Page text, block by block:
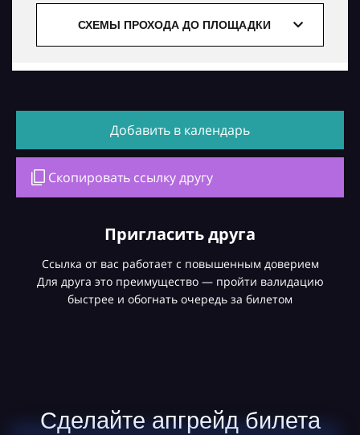
СХЕМЫ ПРОХОДА ДО ПЛОЩАДКИ
Добавить в календарь
Скопировать ссылку другу
Пригласить друга
Ссылка от вас работает с повышенным доверием
Для друга это преимущество — пройти валидацию
быстрее и обогнать очередь за билетом
Сделайте апгрейд билета